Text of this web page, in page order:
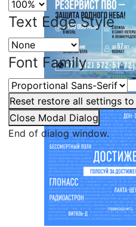
Text Edge Style
Font Family
Reset restore all settings
Close Modal Dialog
End of dialog window.